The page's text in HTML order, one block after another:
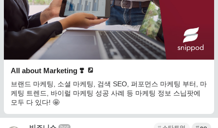
All about Marketing ❣️
브랜드 마케팅, 소셜 마케팅, 검색 SEO, 퍼포먼스 마케팅 부터, 마
케팅 트렌드, 바이럴 마케팅 성공 사례 등 마케팅 정보 스닙팟에
모두 다 있다! 🤩